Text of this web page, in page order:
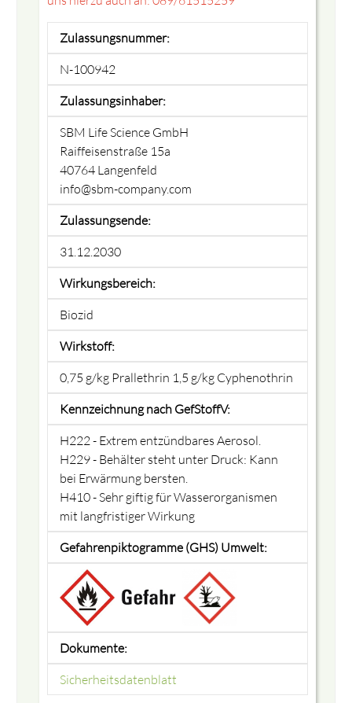
Zulassungsnummer:
N-100942
Zulassungsinhaber:
SBM Life Science GmbH
Raiffeisenstraße 15a
40764 Langenfeld
info@sbm-company.com
Zulassungsende:
31.12.2030
Wirkungsbereich:
Biozid
Wirkstoff:
0,75 g/kg Prallethrin 1,5 g/kg Cyphenothrin
Kennzeichnung nach GefStoffV:
H222 - Extrem entzündbares Aerosol.
H229 - Behälter steht unter Druck: Kann
bei Erwärmung bersten.
H410 - Sehr giftig für Wasserorganismen
mit langfristiger Wirkung
Gefahrenpiktogramme (GHS) Umwelt:
Dokumente:
Sicherheitsdatenblatt